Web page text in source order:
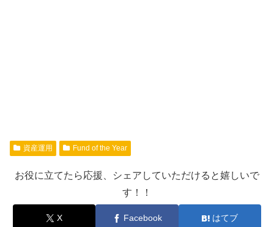
資産運用 Fund of the Year
お役に立てたら応援、シェアしていただけると嬉しいで
す！！
X Facebook はてブ